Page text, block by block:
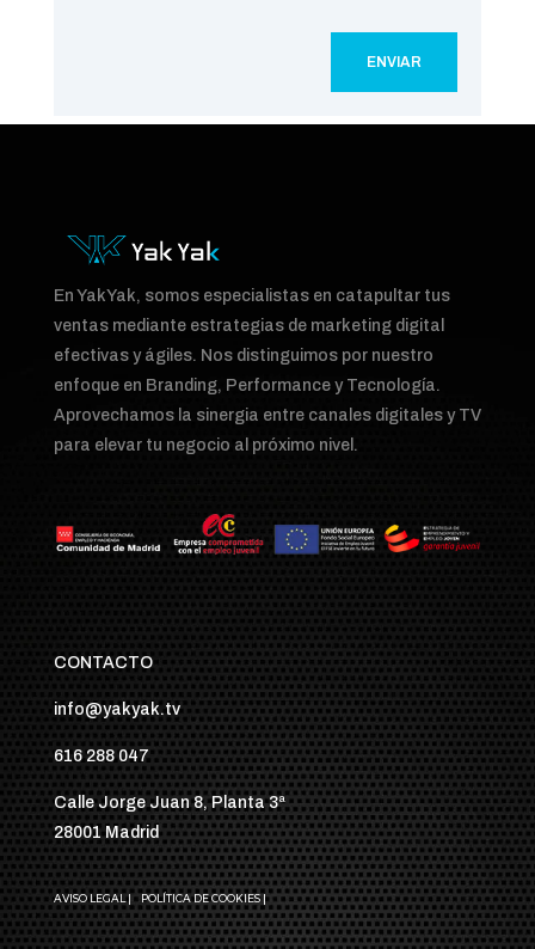
ENVIAR
En YakYak, somos especialistas en catapultar tus
ventas mediante estrategias de marketing digital
efectivas y ágiles. Nos distinguimos por nuestro
enfoque en Branding, Performance y Tecnología.
Aprovechamos la sinergia entre canales digitales y TV
para elevar tu negocio al próximo nivel.
CONTACTO
info@yakyak.tv
616 288 047
Calle Jorge Juan 8, Planta 3ª
28001 Madrid
AVISO LEGAL | POLÍTICA DE COOKIES |